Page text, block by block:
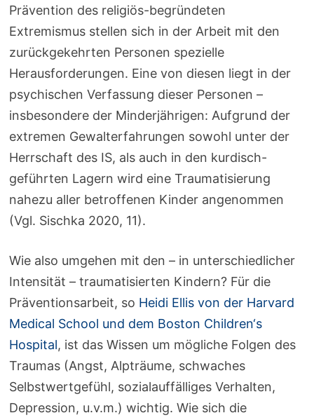
Prävention des religiös-begründeten
Extremismus stellen sich in der Arbeit mit den
zurückgekehrten Personen spezielle
Herausforderungen. Eine von diesen liegt in der
psychischen Verfassung dieser Personen –
insbesondere der Minderjährigen: Aufgrund der
extremen Gewalterfahrungen sowohl unter der
Herrschaft des IS, als auch in den kurdisch-
geführten Lagern wird eine Traumatisierung
nahezu aller betroffenen Kinder angenommen
(Vgl. Sischka 2020, 11).
Wie also umgehen mit den – in unterschiedlicher
Intensität – traumatisierten Kindern? Für die
Präventionsarbeit, so Heidi Ellis von der Harvard
Medical School und dem Boston Children‘s
Hospital, ist das Wissen um mögliche Folgen des
Traumas (Angst, Alpträume, schwaches
Selbstwertgefühl, sozialauffälliges Verhalten,
Depression, u.v.m.) wichtig. Wie sich die